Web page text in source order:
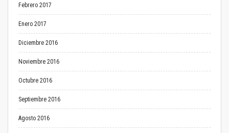
Febrero 2017
Enero 2017
Diciembre 2016
Noviembre 2016
Octubre 2016
Septiembre 2016
Agosto 2016